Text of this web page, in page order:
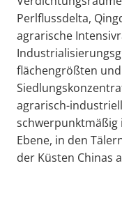
Perlflussdelta,
agrarische
flächengrößten
agrarisch-
schwerpunktmäßig
Ebene, in den
der Küsten Chinas